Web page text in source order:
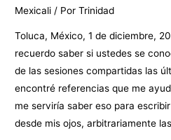
Mexicali / PorTrinidad
Toluca, México, 1 de diciembre,
recuerdo saber si ustedes se
de las sesiones compartidas las
encontré referencias que me
me serviría saber eso para
desde mis ojos, arbitrariamente